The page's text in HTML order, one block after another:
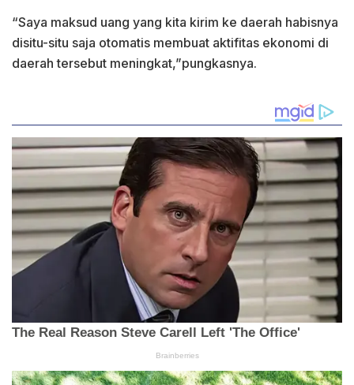
“Saya maksud uang yang kita kirim ke daerah habisnya
disitu-situ saja otomatis membuat aktifitas ekonomi di
daerah tersebut meningkat,”pungkasnya.